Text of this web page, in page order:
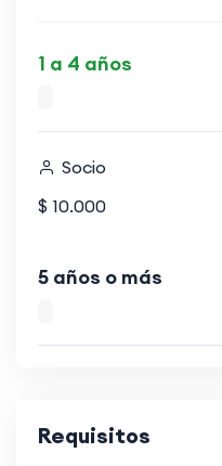
1 a 4 años
Socio
$ 10.000
5 años o más
Requisitos